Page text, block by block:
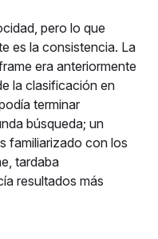
pero lo que
es la consistencia. La
era anteriormente
la clasificación en
terminar
búsqueda; un
familiarizado con los
tardaba
resultados más